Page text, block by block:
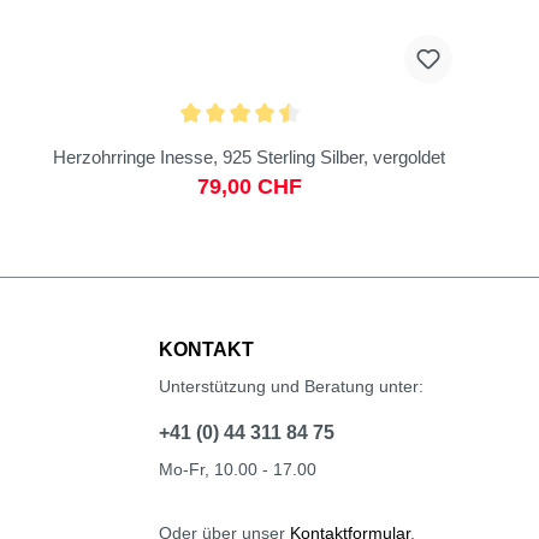
Herzohrringe Inesse, 925 Sterling Silber, vergoldet
79,00 CHF
KONTAKT
Unterstützung und Beratung unter:
+41 (0) 44 311 84 75
Mo-Fr, 10.00 - 17.00
Oder über unser Kontaktformular.